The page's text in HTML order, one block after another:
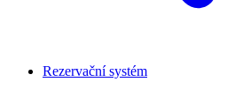
Rezervační systém